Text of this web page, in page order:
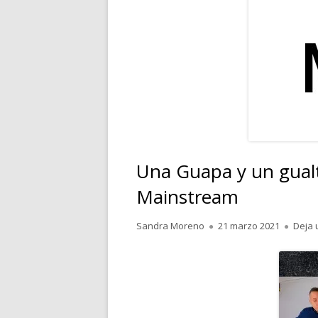
Una Guapa y un
Mainstream
Autor
Sandra Moreno
Publicado
21 marzo 2021 Deja